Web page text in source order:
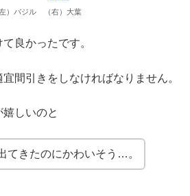
左）バジル （右）大葉
良かったです。
間引きをしなければなりません。
しいのと
てきたのにかわいそう…。